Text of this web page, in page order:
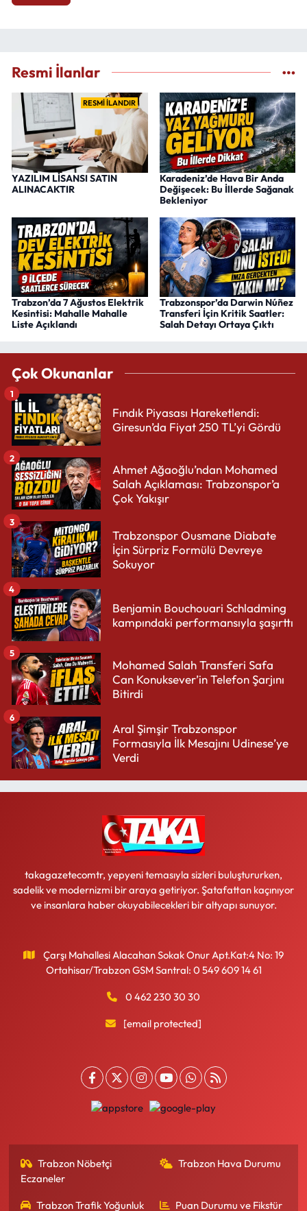
Resmi İlanlar
RESMİ İLANDIR
YAZILIM LİSANSI SATIN
ALINACAKTIR
Karadeniz’de Hava Bir Anda
Değişecek: Bu İllerde Sağanak
Bekleniyor
Trabzon’da 7 Ağustos Elektrik
Kesintisi: Mahalle Mahalle
Liste Açıklandı
Trabzonspor’da Darwin Núñez
Transferi İçin Kritik Saatler:
Salah Detayı Ortaya Çıktı
Çok Okunanlar
Fındık Piyasası Hareketlendi:
Giresun’da Fiyat 250 TL’yi Gördü
1
Ahmet Ağaoğlu’ndan Mohamed
Salah Açıklaması: Trabzonspor’a
Çok Yakışır
2
Trabzonspor Ousmane Diabate
İçin Sürpriz Formülü Devreye
Sokuyor
3
Benjamin Bouchouari Schladming
kampındaki performansıyla şaşırttı
4
Mohamed Salah Transferi Safa
Can Konuksever’in Telefon Şarjını
Bitirdi
5
Aral Şimşir Trabzonspor
Formasıyla İlk Mesajını Udinese’ye
Verdi
6
takagazetecomtr, yepyeni temasıyla sizleri buluştururken,
sadelik ve modernizmi bir araya getiriyor. Şatafattan kaçınıyor
ve insanlara haber okuyabilecekleri bir altyapı sunuyor.
Çarşı Mahallesi Alacahan Sokak Onur Apt.Kat:4 No: 19
Ortahisar/Trabzon GSM Santral: 0 549 609 14 61
0 462 230 30 30
[email protected]
Trabzon Nöbetçi
Eczaneler
Trabzon Hava Durumu
Trabzon Trafik Yoğunluk Puan Durumu ve Fikstür